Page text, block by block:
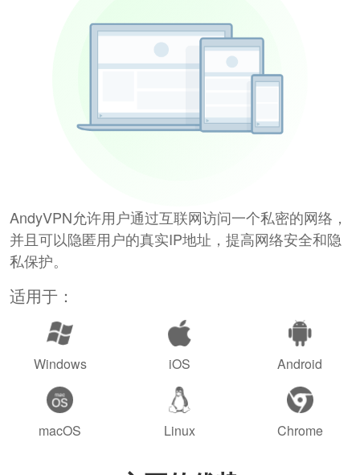
AndyVPN允许用户通过互联网访问一个私密的网络，
并且可以隐匿用户的真实IP地址，提高网络安全和隐
私保护。
适用于：
Windows iOS Android
macOS Linux Chrome